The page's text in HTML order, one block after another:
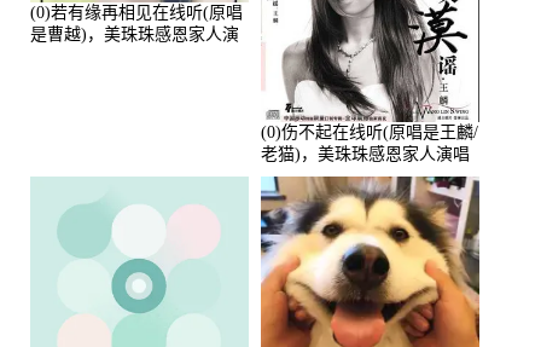
(0)若有缘再相见在线听(原唱
是曹越)，美珠珠感恩家人演
(0)伤不起在线听(原唱是王麟/
老猫)，美珠珠感恩家人演唱
点播:80218次